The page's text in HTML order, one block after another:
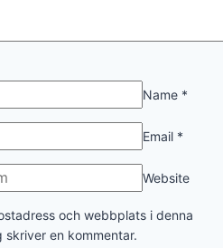
Name *
Email *
Website
och webbplats i denna
en kommentar.